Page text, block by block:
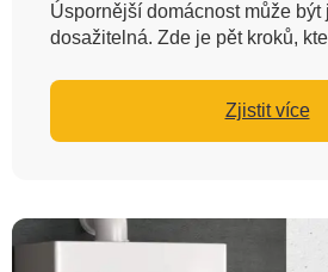
Úspornější domácnost může být
dosažitelná. Zde je pět kroků,
Zjistit více